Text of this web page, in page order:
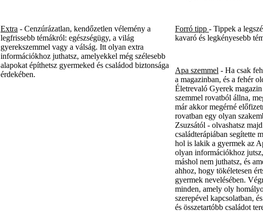
Extra - Cenzúrázatlan, kendőzetlen vélemény a
legfrissebb témákról: egészségügy, a világ
gyerekszemmel vagy a válság. Itt olyan extra
információkhoz juthatsz, amelyekkel még szélesebb
alapokat építhetsz gyermeked és családod biztonsága
érdekében.
Forró tipp - Tippek a
kavaró és legkényesebb
Apa szemmel - Ha csak
a magazinban, és a fehér
Életrevaló Gyerek
szemmel rovatból állna,
már akkor megérné
rovatban egy olyan
Zsuzsától - olvashatsz
családterápiában segítette
hol is lakik a gyermek az
olyan információkhoz
máshol nem juthatsz, és
ahhoz, hogy tökéletesen
gyermek nevelésében.
minden, amely oly
szerepével kapcsolatban,
és összetartóbb családot